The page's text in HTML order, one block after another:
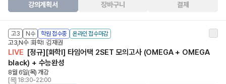
강의계획서 장바구니 결제
고3 N수 학원 접수중 온라인 접수마감
고3,N수 화학Ⅰ 김재권
LIVE [정규][화학I] 타임어택 2SET 모의고사 (OMEGA + OMEGA
black) + 수능완성
8월 6일(목) 개강
[목] 18:30-22:00